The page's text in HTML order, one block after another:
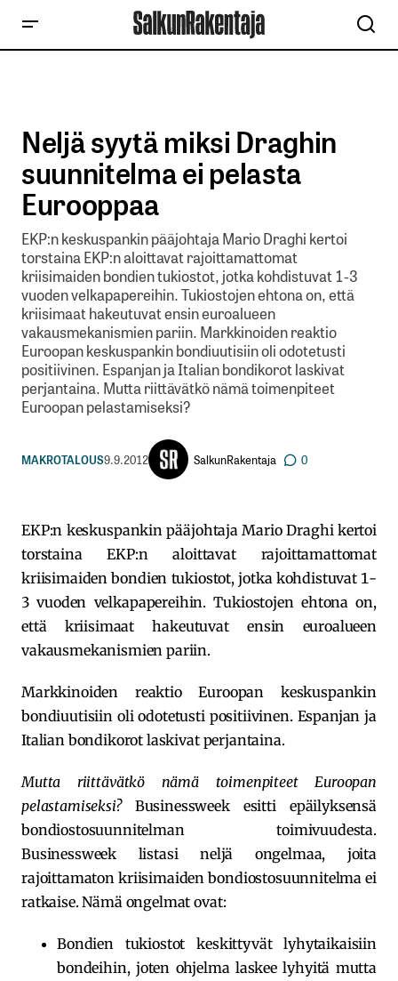
Neljä syytä miksi Draghin
suunnitelma ei pelasta
Eurooppaa
EKP:n keskuspankin pääjohtaja Mario Draghi kertoi
torstaina EKP:n aloittavat rajoittamattomat
kriisimaiden bondien tukiostot, jotka kohdistuvat 1-3
vuoden velkapapereihin. Tukiostojen ehtona on, että
kriisimaat hakeutuvat ensin euroalueen
vakausmekanismien pariin. Markkinoiden reaktio
Euroopan keskuspankin bondiuutisiin oli odotetusti
positiivinen. Espanjan ja Italian bondikorot laskivat
perjantaina. Mutta riittävätkö nämä toimenpiteet
Euroopan pelastamiseksi?
MAKROTALOUS9.9.2012 SalkunRakentaja 0
EKP:n keskuspankin pääjohtaja Mario Draghi kertoi
torstaina EKP:n aloittavat rajoittamattomat
kriisimaiden bondien tukiostot, jotka kohdistuvat 1-
3 vuoden velkapapereihin. Tukiostojen ehtona on,
että kriisimaat hakeutuvat ensin euroalueen
vakausmekanismien pariin.
Markkinoiden reaktio Euroopan keskuspankin
bondiuutisiin oli odotetusti positiivinen. Espanjan ja
Italian bondikorot laskivat perjantaina.
Mutta riittävätkö nämä toimenpiteet Euroopan
pelastamiseksi?
Businessweek esitti epäilyksensä
bondiostosuunnitelman toimivuudesta.
Businessweek listasi neljä ongelmaa, joita
rajoittamaton kriisimaiden bondiostosuunnitelma ei
ratkaise. Nämä ongelmat ovat:
Bondien tukiostot keskittyvät lyhytaikaisiin
bondeihin, joten ohjelma laskee lyhyitä mutta